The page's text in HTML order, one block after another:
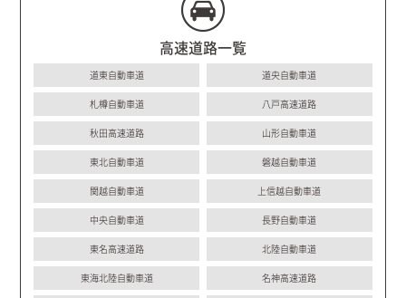
高速道路一覧
道東自動車道 道央自動車道
札樽自動車道 八戸高速道路
秋田高速道路 山形自動車道
東北自動車道 磐越自動車道
関越自動車道 上信越自動車道
中央自動車道 長野自動車道
東名高速道路 北陸自動車道
東海北陸自動車道 名神高速道路